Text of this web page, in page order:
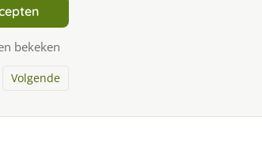
bekeken
Volgende